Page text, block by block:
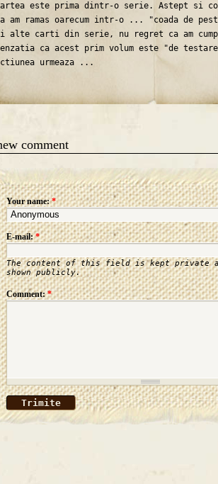
este prima dintr-o serie. Astept si
am ramas oarecum intr-o ... "coada de
alte carti din serie, nu regret ca am
ca acest prim volum este "de
urmeaza ...
comment
Your name:*
E-mail:*
The content of this field is kept private
shown publicly.
Comment:*